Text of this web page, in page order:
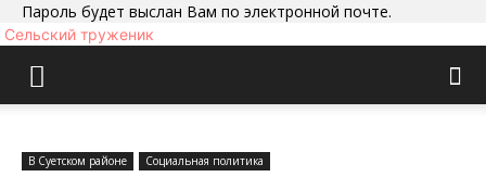
Пароль будет выслан Вам по электронной почте.
Сельский труженик
В Суетском районе Социальная политика